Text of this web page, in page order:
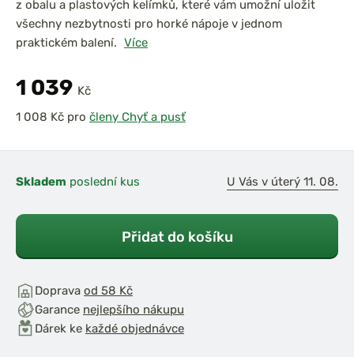
z obalu a plastových kelímků, které vám umožní uložit
všechny nezbytnosti pro horké nápoje v jednom
praktickém balení. Více
1 039 Kč
pro členy Chyť a pusť
Skladem poslední kus U Vás v úterý 11. 08.
Přidat do košíku
Doprava od 58 Kč
Garance nejlepšího nákupu
Dárek ke každé objednávce